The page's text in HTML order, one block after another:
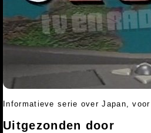
Informatieve serie over Japan,
Uitgezonden door